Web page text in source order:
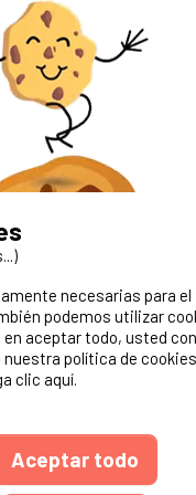
Suecia(3 campings)
sitio
necesarias para
podemos utilizar
aceptar todo, usted
política de
clic aquí.
Aceptar todo